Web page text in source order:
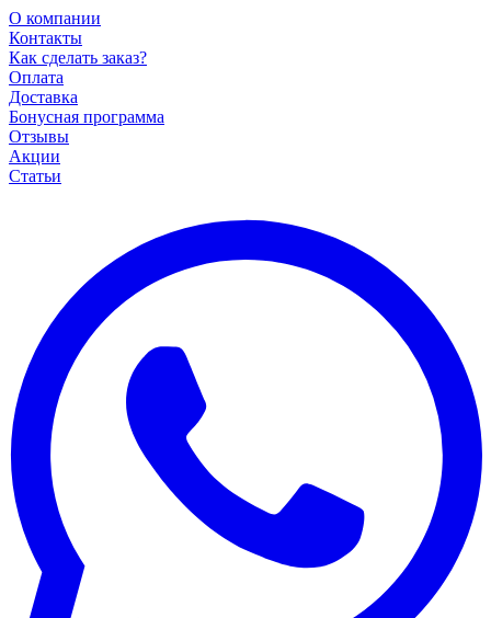
О компании
Контакты
Как сделать заказ?
Оплата
Доставка
Бонусная программа
Отзывы
Акции
Статьи